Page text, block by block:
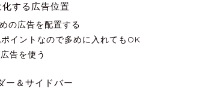
する広告位置
の広告を配置する
イントなので多めに入れてもOK
告を使う
＆サイドバー